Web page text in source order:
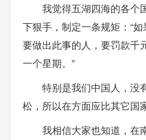
我觉得五湖四海的各个
下狠手，制定一条规矩：“
要做出此事的人，要罚款千
一个星期。”
特别是我们中国人，没
松，所以在方面应比其它国
我相信大家也知道，在